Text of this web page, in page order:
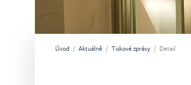
Jsi tady:
Úvod Aktuálně Tiskové zprávy Detail